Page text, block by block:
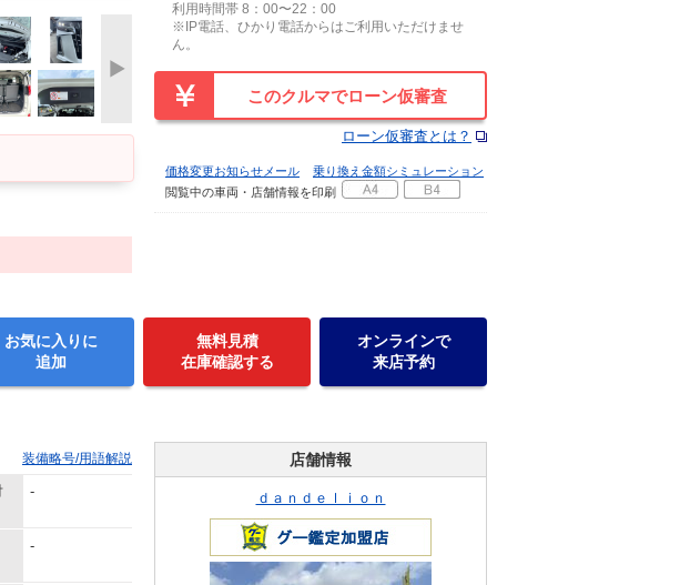
利用時間帯 8：00〜22：00
※IP電話、ひかり電話からはご利用いただけませ
ん。
このクルマでローン仮審査
ローン仮審査とは？
価格変更お知らせメール
乗り換え金額シミュレーション
閲覧中の車両・店舗情報を印刷
お気に入りに
追加
無料見積
在庫確認する
オンラインで
来店予約
装備略号/用語解説
-
-
店舗情報
ｄａｎｄｅｌｉｏｎ